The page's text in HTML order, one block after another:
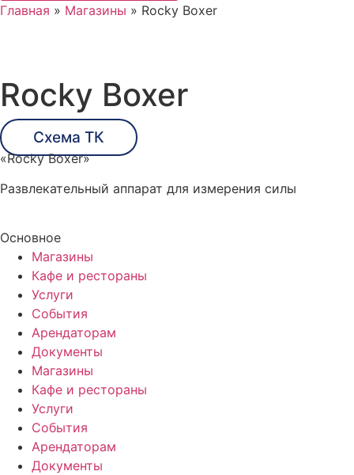
Главная » Магазины » Rocky Boxer
Rocky Boxer
Схема ТК
«Rocky Boxer»
Развлекательный аппарат для измерения силы
Основное
Магазины
Кафе и рестораны
Услуги
События
Арендаторам
Документы
Магазины
Кафе и рестораны
Услуги
События
Арендаторам
Документы